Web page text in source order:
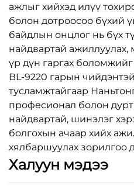
ажлыг хийхэд илүү
болон дотроосоо бүхий
байдлын онцлог нь бүх
найдвартай
үр дүн гаргах боломжийг
BL-9220 гарын
тусламжтайгаар
професионал болон
найдвартай, шинэлэг
болгохын ачаар хийх
хялбаршуулах зорилгоо
Халуун мэдээ